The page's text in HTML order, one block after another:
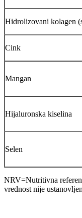
Hidrolizovani kolagen
Cink
Mangan
Hijaluronska kiselina
Selen
NRV=Nutritivna
vrednost nije